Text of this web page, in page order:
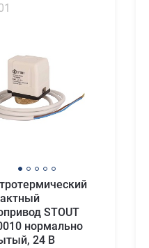
STOUT
нормально
24 В